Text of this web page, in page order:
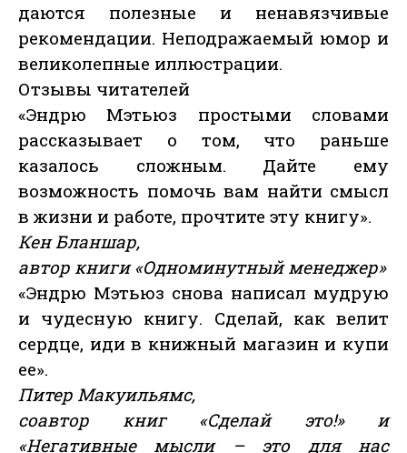
даются полезные и ненавязчивые
рекомендации. Неподражаемый юмор и
великолепные иллюстрации.
Отзывы читателей
«Эндрю Мэтьюз простыми словами
рассказывает о том, что раньше
казалось сложным. Дайте ему
возможность помочь вам найти смысл
в жизни и работе, прочтите эту книгу».
Кен Бланшар,
автор книги «Одноминутный менеджер»
«Эндрю Мэтьюз снова написал мудрую
и чудесную книгу. Сделай, как велит
сердце, иди в книжный магазин и купи
ее».
Питер Макуильямс,
соавтор книг «Сделай это!» и
«Негативные мысли – это для нас